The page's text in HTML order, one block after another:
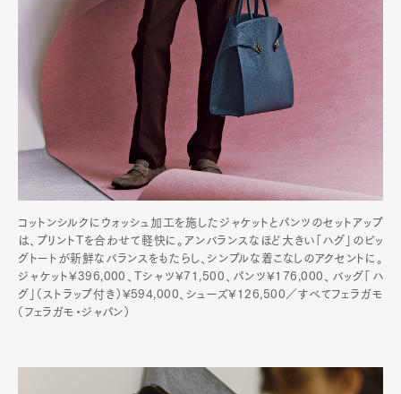
コットンシルクにウォッシュ加工を施したジャケットとパンツのセットアップ
は、プリントTを合わせて軽快に。アンバランスなほど大きい「ハグ」のビッ
グトートが新鮮なバランスをもたらし、シンプルな着こなしのアクセントに。
ジャケット¥396,000、Tシャツ¥71,500、パンツ¥176,000、バッグ「ハ
グ」（ストラップ付き）¥594,000、シューズ¥126,500／すべてフェラガモ
（フェラガモ・ジャパン）